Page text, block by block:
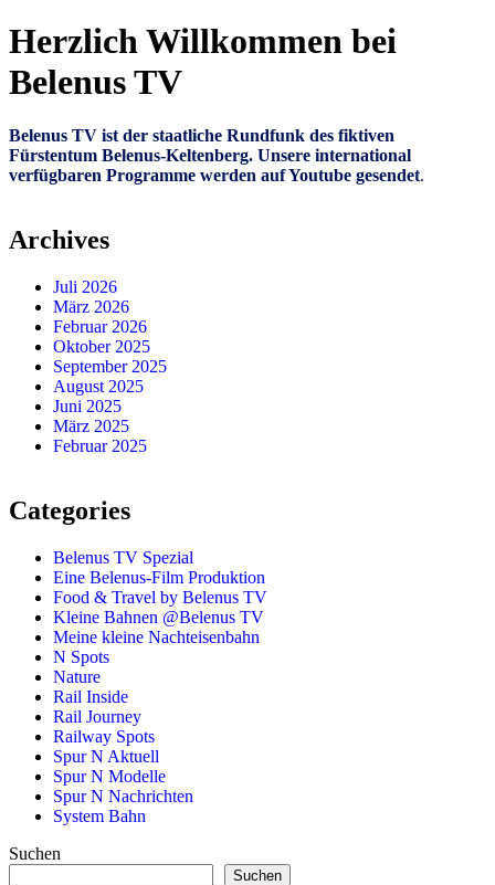
Herzlich Willkommen bei
Belenus TV
Belenus TV ist der staatliche Rundfunk des fiktiven
Fürstentum Belenus-Keltenberg. Unsere international
verfügbaren Programme werden auf Youtube gesendet.
Archives
Juli 2026
März 2026
Februar 2026
Oktober 2025
September 2025
August 2025
Juni 2025
März 2025
Februar 2025
Categories
Belenus TV Spezial
Eine Belenus-Film Produktion
Food & Travel by Belenus TV
Kleine Bahnen @Belenus TV
Meine kleine Nachteisenbahn
N Spots
Nature
Rail Inside
Rail Journey
Railway Spots
Spur N Aktuell
Spur N Modelle
Spur N Nachrichten
System Bahn
Suchen
Suchen